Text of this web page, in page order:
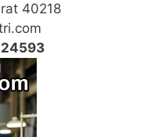
40218